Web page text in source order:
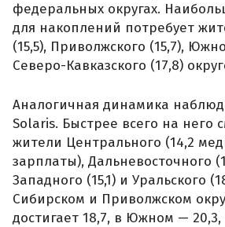
федеральных округах.
для накоплений потребует
(15,5), Приволжского (15,7),
Северо-Кавказского (17,8)
Аналогичная динамика
Solaris. Быстрее всего на него
жители Центрального (14,2
зарплаты), Дальневосточного
Западного (15,1) и Уральского
Сибирском и Приволжском
достигает 18,7, в Южном —